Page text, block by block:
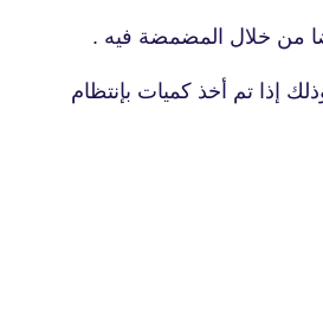
من خلال المضمضة فيه .
إذا تم أخذ كميات بإنتظام